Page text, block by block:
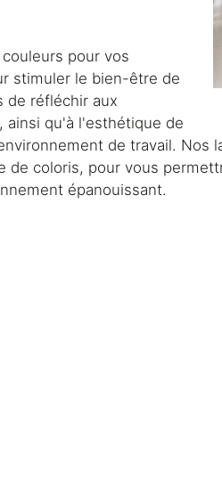
pour vos
stimuler le bien-être de
de réfléchir aux
ainsi qu'à l'esthétique de
de travail. Nos
de coloris, pour vous
épanouissant.